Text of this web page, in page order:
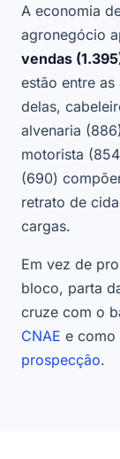
A economia
agronegócio
vendas
estão entre
delas,
alvenaria
motorista
(690)
retrato de
cargas.
Em vez de
bloco, parta
cruze com o
CNAE e como
prospecção.